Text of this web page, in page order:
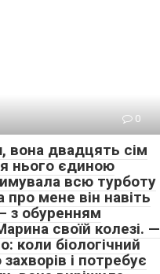
0
вона двадцять сім
нього єдиною
всю турботу
про мене він навіть
з обуренням
своїй колезі. —
коли біологічний
і потребує